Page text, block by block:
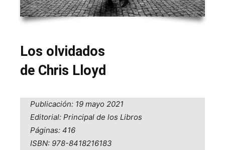
Los olvidados
de Chris Lloyd
Publicación: 19 mayo 2021
Editorial: Principal de los Libros
Páginas: 416
ISBN: 978-8418216183